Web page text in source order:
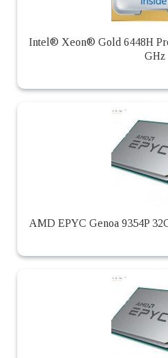
Intel® Xeon® Gold 6448H
GHz
AMD EPYC Genoa 9354P